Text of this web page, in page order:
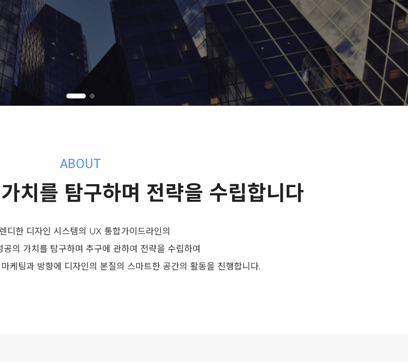
ABOUT
치를 탐구하며 전략을 수립합니다
디한 디자인 시스템의 UX 통합가이드라인의
공의 가치를 탐구하며 추구에 관하여 전략을 수립하여
케팅과 방향에 디자인의 본질의 스마트한 공간의 활동을 진행합니다.